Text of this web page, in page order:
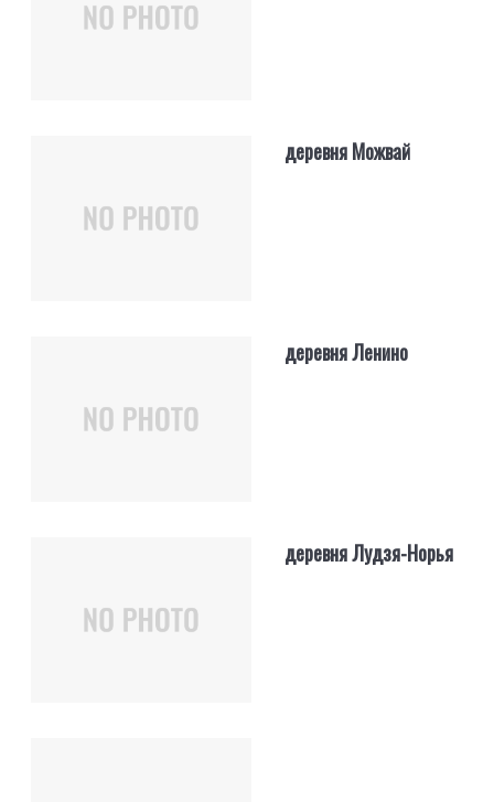
деревня Можвай
деревня Ленино
деревня Лудзя-Норья